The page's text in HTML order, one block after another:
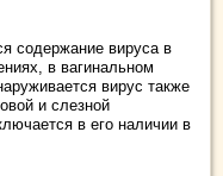
содержание вируса в
в вагинальном
вирус также
и слезной
в его наличии в